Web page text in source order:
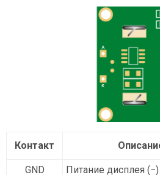
Контакт
GND Питание дисплея (−)